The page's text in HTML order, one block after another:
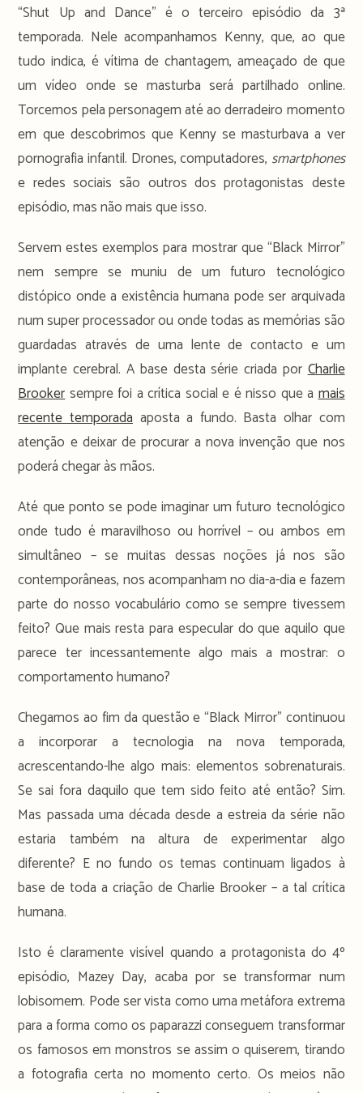
“Shut Up and Dance” é o terceiro episódio da 3ª
temporada. Nele acompanhamos Kenny, que, ao que
tudo indica, é vítima de chantagem, ameaçado de que
um vídeo onde se masturba será partilhado online.
Torcemos pela personagem até ao derradeiro momento
em que descobrimos que Kenny se masturbava a ver
pornografia infantil. Drones, computadores, smartphones
e redes sociais são outros dos protagonistas deste
episódio, mas não mais que isso.
Servem estes exemplos para mostrar que “Black Mirror”
nem sempre se muniu de um futuro tecnológico
distópico onde a existência humana pode ser arquivada
num super processador ou onde todas as memórias são
guardadas através de uma lente de contacto e um
implante cerebral. A base desta série criada porCharlie
Brookersempre foi a crítica social e é nisso que amais
recente temporada aposta a fundo. Basta olhar com
atenção e deixar de procurar a nova invenção que nos
poderá chegar às mãos.
Até que ponto se pode imaginar um futuro tecnológico
onde tudo é maravilhoso ou horrível – ou ambos em
simultâneo – se muitas dessas noções já nos são
contemporâneas, nos acompanham no dia-a-dia e fazem
parte do nosso vocabulário como se sempre tivessem
feito? Que mais resta para especular do que aquilo que
parece ter incessantemente algo mais a mostrar: o
comportamento humano?
Chegamos ao fim da questão e “Black Mirror” continuou
a incorporar a tecnologia na nova temporada,
acrescentando-lhe algo mais: elementos sobrenaturais.
Se sai fora daquilo que tem sido feito até então? Sim.
Mas passada uma década desde a estreia da série não
estaria também na altura de experimentar algo
diferente? E no fundo os temas continuam ligados à
base de toda a criação de Charlie Brooker – a tal crítica
humana.
Isto é claramente visível quando a protagonista do 4º
episódio, Mazey Day, acaba por se transformar num
lobisomem. Pode ser vista como uma metáfora extrema
para a forma como os paparazzi conseguem transformar
os famosos em monstros se assim o quiserem, tirando
a fotografia certa no momento certo. Os meios não